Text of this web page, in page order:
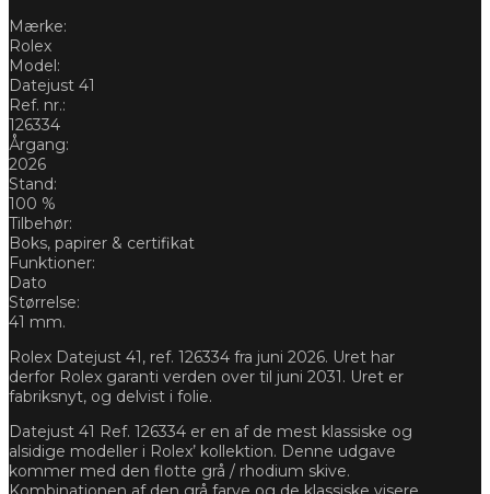
NEW
06/2026
*RESERVERET
antal
Mærke:
Rolex
Model:
Datejust 41
Ref. nr.:
126334
Årgang:
2026
Stand:
100 %
Tilbehør:
Boks, papirer & certifikat
Funktioner:
Dato
Størrelse:
41 mm.
Rolex Datejust 41, ref. 126334 fra juni 2026. Uret har
derfor Rolex garanti verden over til juni 2031. Uret er
fabriksnyt, og delvist i folie.
Datejust 41 Ref. 126334 er en af de mest klassiske og
alsidige modeller i Rolex’ kollektion. Denne udgave
kommer med den flotte grå / rhodium skive.